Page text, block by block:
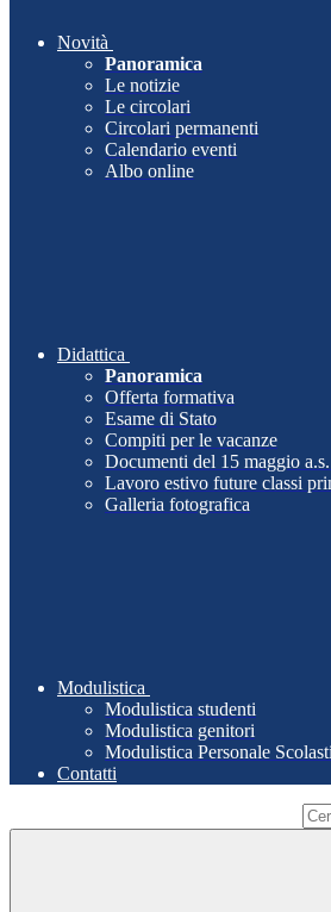
Novità
Panoramica
Le notizie
Le circolari
Circolari permanenti
Calendario eventi
Albo online
Didattica
Panoramica
Offerta formativa
Esame di Stato
Compiti per le vacanze
Documenti del 15 maggio
Lavoro estivo future classi
Galleria fotografica
Modulistica
Modulistica studenti
Modulistica genitori
Modulistica Personale
Contatti